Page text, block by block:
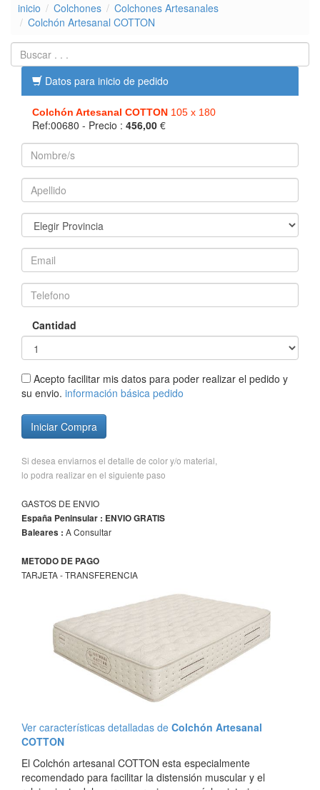
inicio Colchones
Colchones Artesanales
Colchón Artesanal COTTON
Datos para inicio de pedido
Colchón Artesanal COTTON 105 x 180
Ref:00680 - Precio : 456,00 €
Cantidad
Acepto facilitar mis datos para poder realizar el pedido y
su envio. información básica pedido
Iniciar Compra
Si desea enviarnos el detalle de color y/o material,
lo podra realizar en el siguiente paso
GASTOS DE ENVIO
España Peninsular : ENVIO GRATIS
Baleares : A Consultar
METODO DE PAGO
TARJETA - TRANSFERENCIA
Ver características detalladas de Colchón Artesanal
COTTON
El Colchón artesanal COTTON esta especialmente
recomendado para facilitar la distensión muscular y el